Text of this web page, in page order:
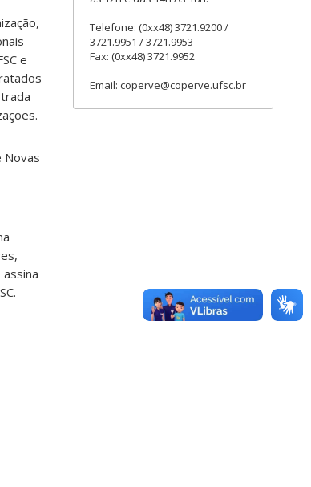
e
Novas
Telefone: (0xx48) 3721.9200 /
3721.9951 / 3721.9953
Fax: (0xx48) 3721.9952
Email: coperve@coperve.ufsc.br